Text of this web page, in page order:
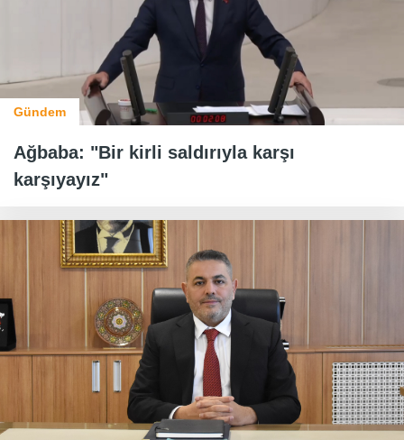
Gündem
Ağbaba: "Bir kirli saldırıyla karşı
karşıyayız"